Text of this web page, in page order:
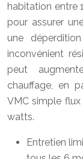
habitation entre
pour assurer
une
inconvénient
peut
chauffage, en
VMC simple
watts.
Entretien